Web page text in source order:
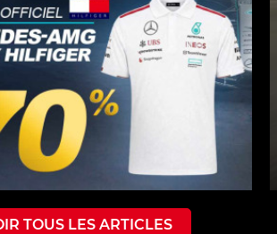
TOUS LES ARTICLES